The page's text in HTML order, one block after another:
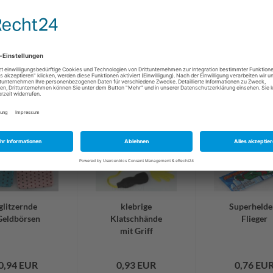
EUR
klebrige
Klatschhände
mit Griff
0,93 EUR
Flieger
0,76